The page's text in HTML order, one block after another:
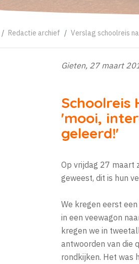
Redactie archief Verslag schoolreis
Gieten, 27 maart
Schoolreis
'mooi,
geleerd!'
Op vrijdag 27 maart
geweest, dit is hun
We kregen eerst
in een veewagon
kregen we in
antwoorden van die
rondkijken. Het was